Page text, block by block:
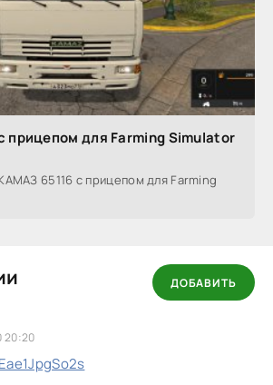
прицепом для Farming Simulator
65116 с прицепом для Farming
ДОБАВИТЬ
20:20